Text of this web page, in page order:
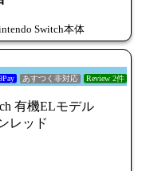
Switch本体
あすつく非対応 Review 2件
有機ELモデル
レッド